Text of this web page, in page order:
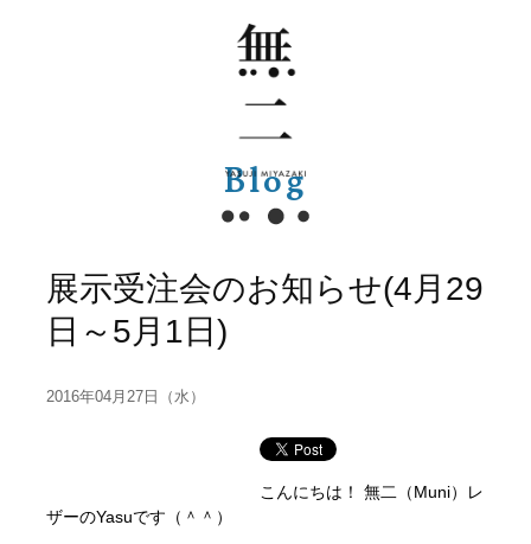
Blog
展示受注会のお知らせ(4月29
日～5月1日)
2016年04月27日（水）
こんにちは！ 無二（Muni）レ
ザーのYasuです（＾＾）